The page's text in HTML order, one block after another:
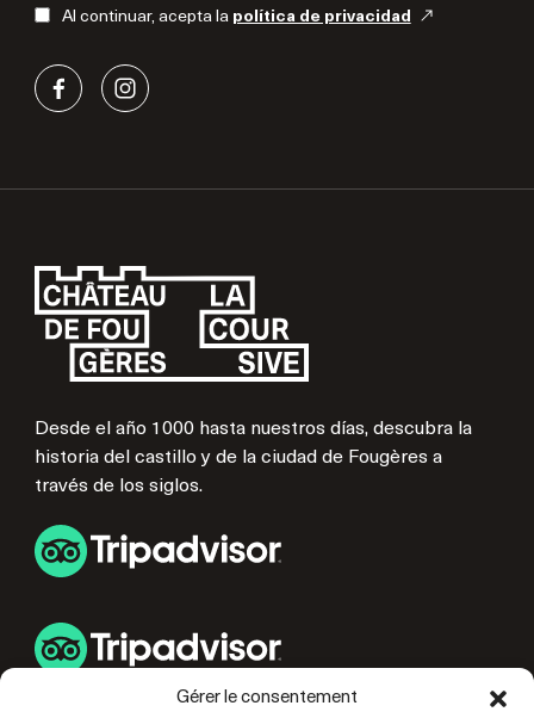
Gérer le consentement
Al continuar, acepta la política de privacidad
Desde el año 1000 hasta nuestros días, descubra la
historia del castillo y de la ciudad de Fougères a
través de los siglos.